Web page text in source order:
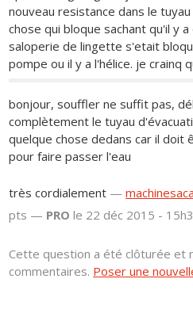
nouveau resistance dans le
chose qui bloque sachant qu'il y
saloperie de lingette s'etait
pompe ou il y a l'hélice. je crainq
bonjour, souffler ne suffit pas,
complètement le tuyau
quelque chose dedans car il
pour faire passer l'eau
très cordialement —
pts — PRO le 22 déc 2015 -
Cette question a été clôturée et
commentaires. Poser une